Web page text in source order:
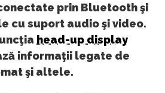
prin Bluetooth şi
cu suport audio şi video.
head-up display
informaţii legate de
şi altele.